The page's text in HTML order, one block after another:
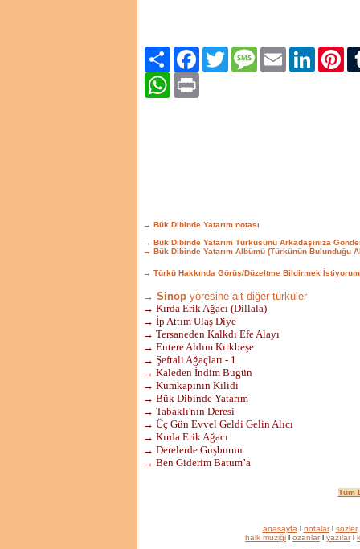
Paylaş FacebookTwitter Message Email LinkedIn
WhatsApp
→ Bük Dibinde Yatarım notası
→ Bük Dibinde Yatarım Türküsünü Arkadaşınıza
→ Bük Dibinde Yatarım Albümü (Türkünün Bulunduğu
→ Türkü Hakkında Görüş/Düzeltme Bildirmek İstiyorum
→ Sinop yöresine ait diğer türküler
→ Kırda Erik Ağacı (Dillala)
→ İp Attım Ulaş Diye
→ Tersaneden Kalkdı Efe Alayı
→ Entere Aldım Kırkbeşe
→ Şeftali Ağaçları - 1
→ Kaleden İndim Bugün
→ Kumkapının Kilidi
→ Bük Dibinde Yatarım
→ Tabaklı'nın Deresi
→ Üç Gün Evvel Geldi Gelin Alıcı
→ Kırda Erik Ağacı
→ Derelerde Guşburnu
→ Ben Giderim Batum’a
Tüm
anasayfa l notalarl sözler
halk müziği l ozanlarl yazılarl